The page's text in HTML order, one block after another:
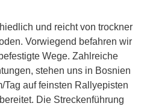
und reicht von trockner
Vorwiegend befahren wir
Wege. Zahlreiche
stehen uns in Bosnien
Tag auf feinsten Rallyepisten
Die Streckenführung